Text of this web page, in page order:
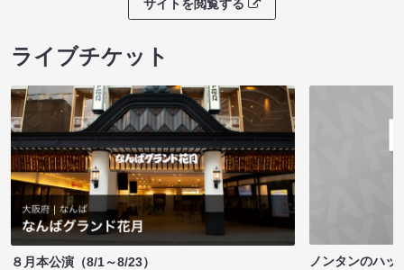
サイトを閲覧する
ライブチケット
８月本公演（8/1～8/23）
ノンタンのハッ